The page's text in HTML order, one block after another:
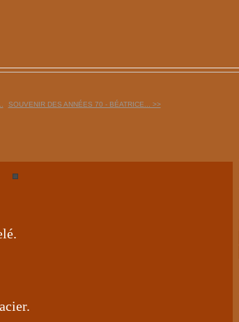
SOUVENIR DES ANNÉES 70 - BÉATRICE... >>